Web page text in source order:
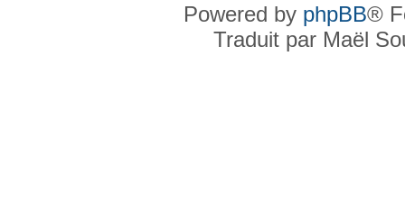
Powered by phpBB®
Traduit par Maël